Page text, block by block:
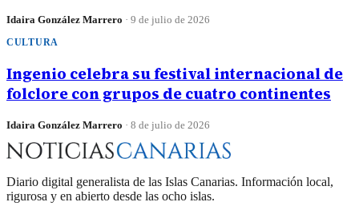
Idaira González Marrero · 9 de julio de 2026
CULTURA
Ingenio celebra su festival internacional de
folclore con grupos de cuatro continentes
Idaira González Marrero · 8 de julio de 2026
Diario digital generalista de las Islas Canarias. Información local,
rigurosa y en abierto desde las ocho islas.